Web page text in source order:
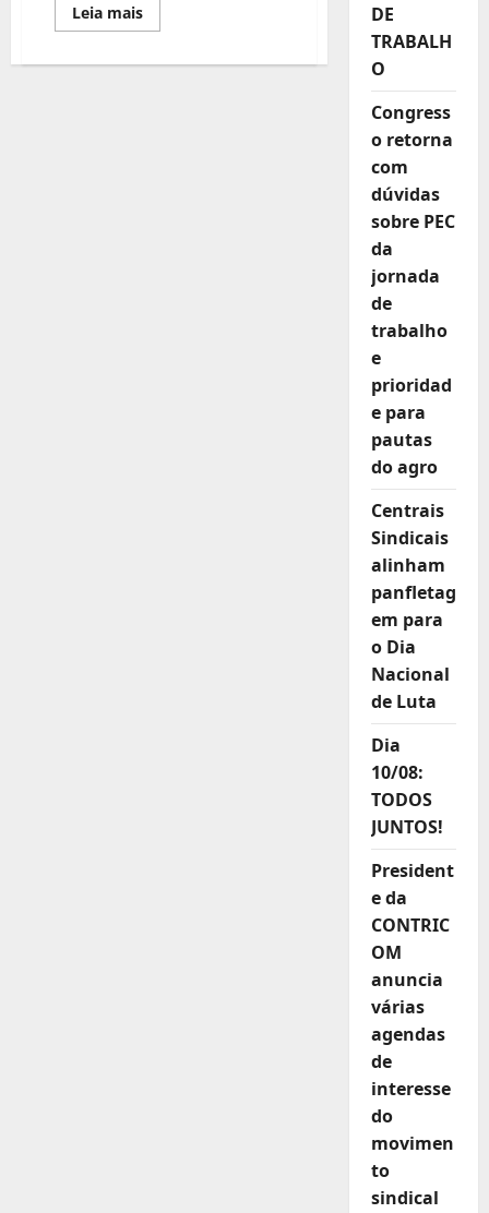
Leia maisLeia
mais
aprova
DE
TRABALH
O
Congress
o retorna
com
dúvidas
sobre PEC
da
jornada
de
trabalho
e
prioridad
e para
pautas
do agro
Centrais
Sindicais
alinham
panfletag
em para
o Dia
Nacional
de Luta
Dia
10/08:
TODOS
JUNTOS!
President
e da
CONTRIC
OM
anuncia
várias
agendas
de
interesse
do
movimen
to
sindical